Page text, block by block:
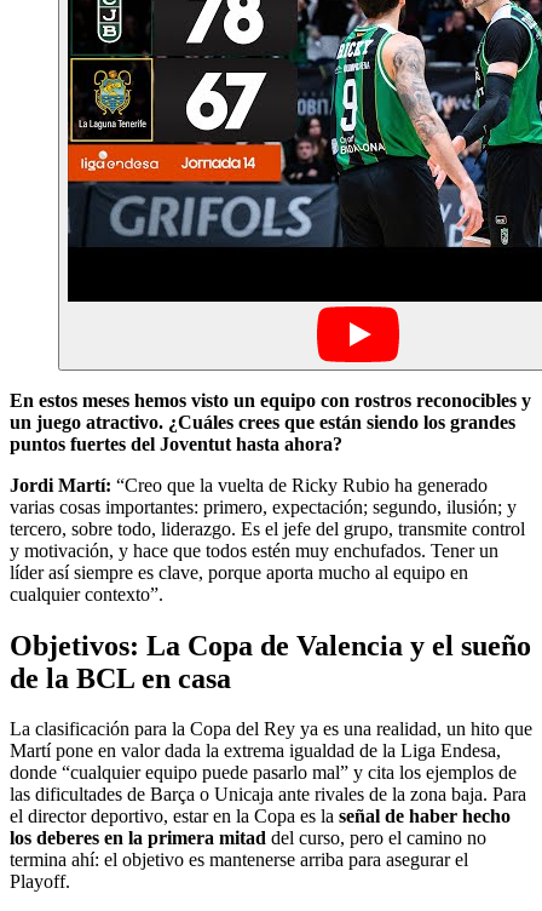
En estos meses hemos visto un equipo con rostros reconocibles y
un juego atractivo. ¿Cuáles crees que están siendo los grandes
puntos fuertes del Joventut hasta ahora?
Jordi Martí: “Creo que la vuelta de Ricky Rubio ha generado
varias cosas importantes: primero, expectación; segundo, ilusión; y
tercero, sobre todo, liderazgo. Es el jefe del grupo, transmite control
y motivación, y hace que todos estén muy enchufados. Tener un
líder así siempre es clave, porque aporta mucho al equipo en
cualquier contexto”.
Objetivos: La Copa de Valencia y el sueño
de la BCL en casa
La clasificación para la Copa del Rey ya es una realidad, un hito que
Martí pone en valor dada la extrema igualdad de la Liga Endesa,
donde “cualquier equipo puede pasarlo mal” y cita los ejemplos de
las dificultades de Barça o Unicaja ante rivales de la zona baja. Para
el director deportivo, estar en la Copa es la señal de haber hecho
los deberes en la primera mitad del curso, pero el camino no
termina ahí: el objetivo es mantenerse arriba para asegurar el
Playoff.